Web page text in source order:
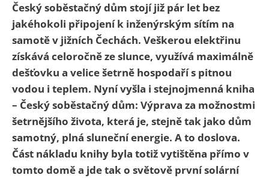
Český soběstačný dům stojí již pár let bez
jakéhokoli připojení k inženýrským sítím na
samotě v jižních Čechách. Veškerou elektřinu
získává celoročně ze slunce, využívá maximálně
dešťovku a velice šetrně hospodaří s pitnou
vodou i teplem. Nyní vyšla i stejnojmenná kniha
– Český soběstačný dům: Výprava za možnostmi
šetrnějšího života, která je, stejně tak jako dům
samotný, plná sluneční energie. A to doslova.
Část nákladu knihy byla totiž vytištěna přímo v
tomto domě a jde tak o světově první solární